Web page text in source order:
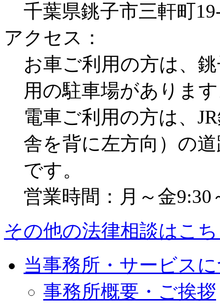
千葉県銚子市三軒町
アクセス：
お車ご利用の方は、
用の駐車場がありま
電車ご利用の方は、
舎を背に左方向）の
です。
営業時間：月～金9:30
その他の法律相談はこ
当事務所・サービス
事務所概要・ご挨拶